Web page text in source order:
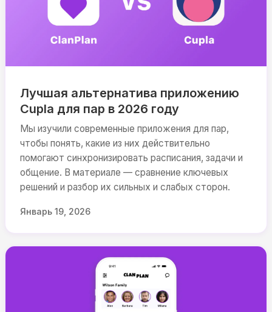
Лучшая альтернатива приложению
Cupla для пар в 2026 году
Мы изучили современные приложения для пар,
чтобы понять, какие из них действительно
помогают синхронизировать расписания, задачи и
общение. В материале — сравнение ключевых
решений и разбор их сильных и слабых сторон.
Январь 19, 2026